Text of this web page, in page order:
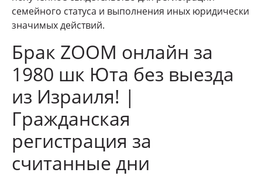
семейного статуса и выполнения иных юридически
значимых действий.
Брак ZOOM онлайн за
1980 шк Юта без выезда
из Израиля! |
Гражданская
регистрация за
считанные дни